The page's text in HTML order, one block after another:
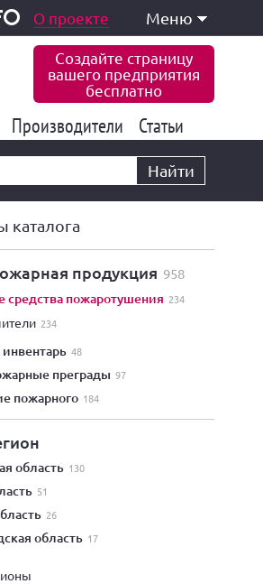
О проекте Меню
Создайте страницу
вашего предприятия
бесплатно
177 826
Производители 6 767
Статьи
Найти
каталога
продукция 958
средства пожаротушения 234
234
48
преграды 97
пожарного 184
область 130
51
26
область 17